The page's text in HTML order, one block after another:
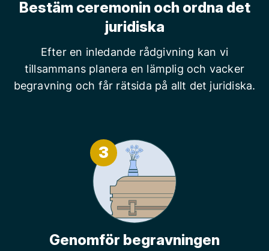
Bestäm ceremonin och ordna det
juridiska
Efter en inledande rådgivning kan vi
tillsammans planera en lämplig och vacker
begravning och får rätsida på allt det juridiska.
3
Genomför begravningen